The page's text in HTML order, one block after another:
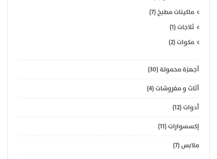
ماكينات مطبخ (7)
ثلاجات (1)
مكوات (2)
أجهزة محمولة (30)
أثاث و مفروشات (4)
أدوات (12)
إكسسوارات (11)
ملابس (7)